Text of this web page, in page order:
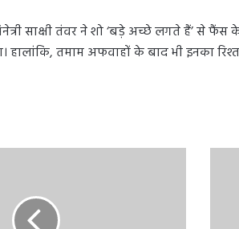
साक्षी तंवर ने शो ‘बड़े अच्छे लगते हैं’ से फैंस
हालांकि, तमाम अफवाहों के बाद भी इनका